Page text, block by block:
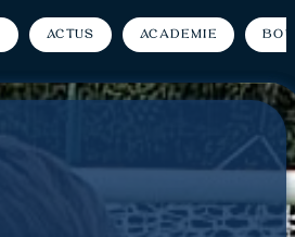
Actus Académie